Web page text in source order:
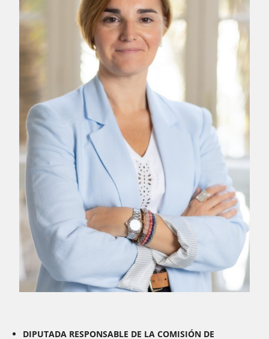
DIPUTADA RESPONSABLE DE LA COMISIÓN DE